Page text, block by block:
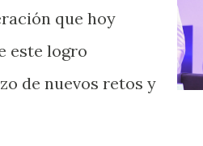
que hoy
este logro
de nuevos retos y